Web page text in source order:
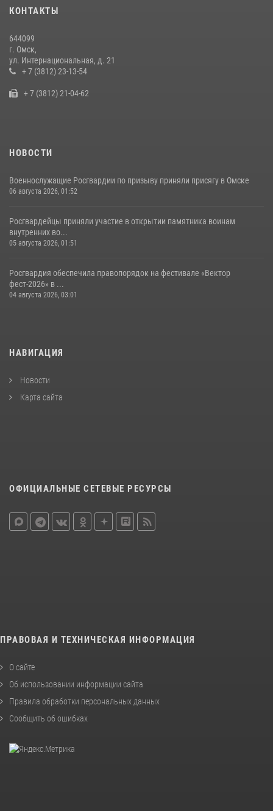
музея «Поезд Победы» в Омске
Росгвардейцы приняли участие в крестном ходе в День крещения
Руси в Омске
КОНТАКТЫ
644099
г. Омск,
ул. Интернациональная, д. 21
+ 7 (3812) 23-13-54
+ 7 (3812) 21-04-62
НОВОСТИ
Военнослужащие Росгвардии по призыву приняли присягу в Омске
06 августа 2026, 01:52
Росгвардейцы приняли участие в открытии памятника воинам
внутренних во...
05 августа 2026, 01:51
Росгвардия обеспечила правопорядок на фестивале «Вектор
фест-2026» в ...
04 августа 2026, 03:01
НАВИГАЦИЯ
Новости
Карта сайта
ОФИЦИАЛЬНЫЕ СЕТЕВЫЕ РЕСУРСЫ
ПРАВОВАЯ И ТЕХНИЧЕСКАЯ ИНФОРМАЦИЯ
О сайте
Об использовании информации сайта
Правила обработки персональных данных
Сообщить об ошибках